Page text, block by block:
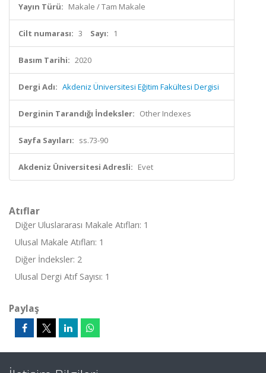
Yayın Türü: Makale / Tam Makale
Cilt numarası: 3 Sayı: 1
Basım Tarihi: 2020
Dergi Adı: Akdeniz Üniversitesi Eğitim Fakültesi Dergisi
Derginin Tarandığı İndeksler: Other Indexes
Sayfa Sayıları: ss.73-90
Akdeniz Üniversitesi Adresli: Evet
Atıflar
Diğer Uluslararası Makale Atıfları: 1
Ulusal Makale Atıfları: 1
Diğer İndeksler: 2
Ulusal Dergi Atıf Sayısı: 1
Paylaş